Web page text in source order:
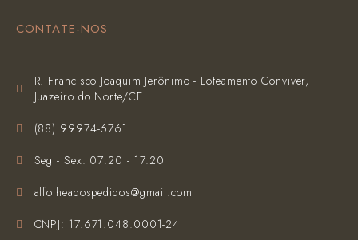
CONTATE-NOS
R. Francisco Joaquim Jerônimo - Loteamento Conviver,
Juazeiro do Norte/CE
(‪88) 99974-6761‬
Seg - Sex: 07:20 - 17:20
alfolheadospedidos@gmail.com
CNPJ: 17.671.048.0001-24